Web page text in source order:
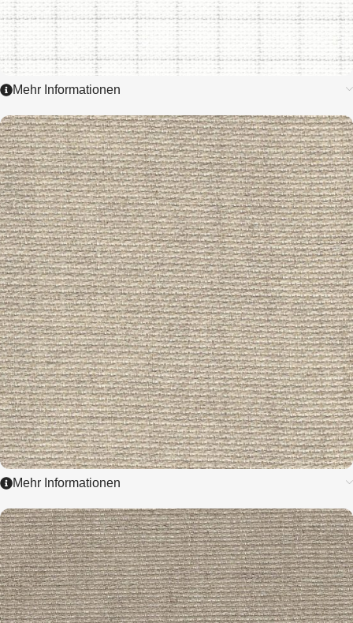
3472
AIDA EASY
COUNT GRID
8,0 / cm - 20 ct.
ZUM ARTIKEL
Mehr Informationen
3390
LINEN - AIDA
5,4 / cm - 14 ct.
ZUM ARTIKEL
Mehr Informationen